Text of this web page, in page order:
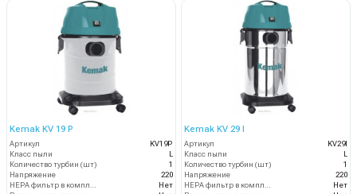
Kemak KV 19 P
Артикул
KV19P
Класс пыли
L
Количество турбин (шт)
1
Напряжение
220
HEPA фильтр в комплекте
Нет
Kemak KV 29 I
Артикул
KV29I
Класс пыли
L
Количество турбин (шт)
1
Напряжение
220
HEPA фильтр в комплекте
Нет